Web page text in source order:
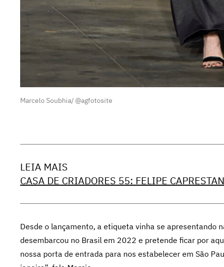
Marcelo Soubhia/ @agfotosite
LEIA MAIS
CASA DE CRIADORES 55: FELIPE
Desde o lançamento, a etiqueta vinha se apresentando
desembarcou no Brasil em 2022 e pretende ficar por
nossa porta de entrada para nos estabelecer em São